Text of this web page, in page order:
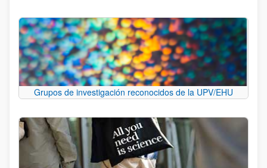
Grupos de investigación reconocidos de la UPV/EHU